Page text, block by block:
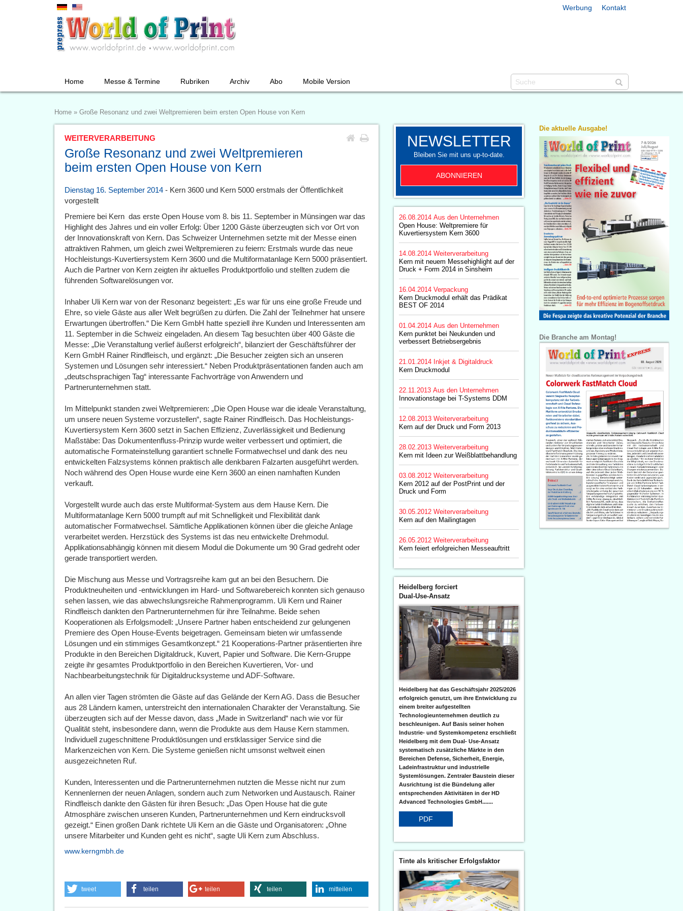
Werbung Kontakt
Home Messe & Termine Rubriken Archiv Abo Mobile Version
Home » Große Resonanz und zwei Weltpremieren beim ersten Open House von Kern
WEITERVERARBEITUNG
Große Resonanz und zwei Weltpremieren
beim ersten Open House von Kern
Dienstag 16. September 2014 - Kern 3600 und Kern 5000 erstmals der Öffentlichkeit
vorgestellt
Premiere bei Kern  das erste Open House vom 8. bis 11. September in Münsingen war das
Highlight des Jahres und ein voller Erfolg: Über 1200 Gäste überzeugten sich vor Ort von
der Innovationskraft von Kern. Das Schweizer Unternehmen setzte mit der Messe einen
attraktiven Rahmen, um gleich zwei Weltpremieren zu feiern: Erstmals wurde das neue
Hochleistungs-Kuvertiersystem Kern 3600 und die Multiformatanlage Kern 5000 präsentiert.
Auch die Partner von Kern zeigten ihr aktuelles Produktportfolio und stellten zudem die
führenden Softwarelösungen vor.
Inhaber Uli Kern war von der Resonanz begeistert: „Es war für uns eine große Freude und
Ehre, so viele Gäste aus aller Welt begrüßen zu dürfen. Die Zahl der Teilnehmer hat unsere
Erwartungen übertroffen.“ Die Kern GmbH hatte speziell ihre Kunden und Interessenten am
11. September in die Schweiz eingeladen. An diesem Tag besuchten über 400 Gäste die
Messe: „Die Veranstaltung verlief äußerst erfolgreich“, bilanziert der Geschäftsführer der
Kern GmbH Rainer Rindfleisch, und ergänzt: „Die Besucher zeigten sich an unseren
Systemen und Lösungen sehr interessiert.“ Neben Produktpräsentationen fanden auch am
„deutschsprachigen Tag“ interessante Fachvorträge von Anwendern und
Partnerunternehmen statt.
Im Mittelpunkt standen zwei Weltpremieren: „Die Open House war die ideale Veranstaltung,
um unsere neuen Systeme vorzustellen“, sagte Rainer Rindfleisch. Das Hochleistungs-
Kuvertiersystem Kern 3600 setzt in Sachen Effizienz, Zuverlässigkeit und Bedienung
Maßstäbe: Das Dokumentenfluss-Prinzip wurde weiter verbessert und optimiert, die
automatische Formateinstellung garantiert schnelle Formatwechsel und dank des neu
entwickelten Falzsystems können praktisch alle denkbaren Falzarten ausgeführt werden.
Noch während des Open House wurde eine Kern 3600 an einen namhaften Kunden
verkauft.
Vorgestellt wurde auch das erste Multiformat-System aus dem Hause Kern. Die
Multiformatanlage Kern 5000 trumpft auf mit Schnelligkeit und Flexibilität dank
automatischer Formatwechsel. Sämtliche Applikationen können über die gleiche Anlage
verarbeitet werden. Herzstück des Systems ist das neu entwickelte Drehmodul.
Applikationsabhängig können mit diesem Modul die Dokumente um 90 Grad gedreht oder
gerade transportiert werden.
Die Mischung aus Messe und Vortragsreihe kam gut an bei den Besuchern. Die
Produktneuheiten und -entwicklungen im Hard- und Softwarebereich konnten sich genauso
sehen lassen, wie das abwechslungsreiche Rahmenprogramm. Uli Kern und Rainer
Rindfleisch dankten den Partnerunternehmen für ihre Teilnahme. Beide sehen
Kooperationen als Erfolgsmodell: „Unsere Partner haben entscheidend zur gelungenen
Premiere des Open House-Events beigetragen. Gemeinsam bieten wir umfassende
Lösungen und ein stimmiges Gesamtkonzept.“ 21 Kooperations-Partner präsentierten ihre
Produkte in den Bereichen Digitaldruck, Kuvert, Papier und Software. Die Kern-Gruppe
zeigte ihr gesamtes Produktportfolio in den Bereichen Kuvertieren, Vor- und
Nachbearbeitungstechnik für Digitaldrucksysteme und ADF-Software.
An allen vier Tagen strömten die Gäste auf das Gelände der Kern AG. Dass die Besucher
aus 28 Ländern kamen, unterstreicht den internationalen Charakter der Veranstaltung. Sie
überzeugten sich auf der Messe davon, dass „Made in Switzerland“ nach wie vor für
Qualität steht, insbesondere dann, wenn die Produkte aus dem Hause Kern stammen.
Individuell zugeschnittene Produktlösungen und erstklassiger Service sind die
Markenzeichen von Kern. Die Systeme genießen nicht umsonst weltweit einen
ausgezeichneten Ruf.
Kunden, Interessenten und die Partnerunternehmen nutzten die Messe nicht nur zum
Kennenlernen der neuen Anlagen, sondern auch zum Networken und Austausch. Rainer
Rindfleisch dankte den Gästen für ihren Besuch: „Das Open House hat die gute
Atmosphäre zwischen unseren Kunden, Partnerunternehmen und Kern eindrucksvoll
gezeigt.“ Einen großen Dank richtete Uli Kern an die Gäste und Organisatoren: „Ohne
unsere Mitarbeiter und Kunden geht es nicht“, sagte Uli Kern zum Abschluss.
www.kerngmbh.de
tweet teilen teilen teilen mitteilen
NEWSLETTER
Bleiben Sie mit uns up-to-date.
ABONNIEREN
26.08.2014 Aus den Unternehmen
Open House: Weltpremiere für
Kuvertiersystem Kern 3600
14.08.2014 Weiterverarbeitung
Kern mit neuem Messehighlight auf der
Druck + Form 2014 in Sinsheim
16.04.2014 Verpackung
Kern Druckmodul erhält das Prädikat
BEST OF 2014
01.04.2014 Aus den Unternehmen
Kern punktet bei Neukunden und
verbessert Betriebsergebnis
21.01.2014 Inkjet & Digitaldruck
Kern Druckmodul
22.11.2013 Aus den Unternehmen
Innovationstage bei T-Systems DDM
12.08.2013 Weiterverarbeitung
Kern auf der Druck und Form 2013
28.02.2013 Weiterverarbeitung
Kern mit Ideen zur Weißblattbehandlung
03.08.2012 Weiterverarbeitung
Kern 2012 auf der PostPrint und der
Druck und Form
30.05.2012 Weiterverarbeitung
Kern auf den Mailingtagen
26.05.2012 Weiterverarbeitung
Kern feiert erfolgreichen Messeauftritt
Heidelberg forciert
Dual-Use-Ansatz
Heidelberg hat das Geschäftsjahr 2025/2026
erfolgreich genutzt, um ihre Entwicklung zu
einem breiter aufgestellten
Technologieunternehmen deutlich zu
beschleunigen. Auf Basis seiner hohen
Industrie- und Systemkompetenz erschließt
Heidelberg mit dem Dual- Use-Ansatz
systematisch zusätzliche Märkte in den
Bereichen Defense, Sicherheit, Energie,
Ladeinfrastruktur und industrielle
Systemlösungen. Zentraler Baustein dieser
Ausrichtung ist die Bündelung aller
entsprechenden Aktivitäten in der HD
Advanced Technologies GmbH.......
PDF
Tinte als kritischer Erfolgsfaktor
Die aktuelle Ausgabe!
Die Branche am Montag!